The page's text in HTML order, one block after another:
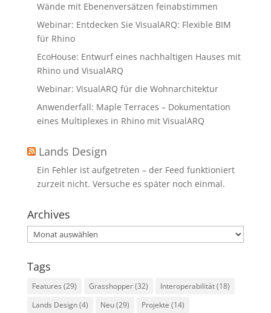
Wände mit Ebenenversätzen feinabstimmen
Webinar: Entdecken Sie VisualARQ: Flexible BIM
für Rhino
EcoHouse: Entwurf eines nachhaltigen Hauses mit
Rhino und VisualARQ
Webinar: VisualARQ für die Wohnarchitektur
Anwenderfall: Maple Terraces – Dokumentation
eines Multiplexes in Rhino mit VisualARQ
Lands Design
Ein Fehler ist aufgetreten – der Feed funktioniert
zurzeit nicht. Versuche es später noch einmal.
Archives
Archives
Tags
Features (29) Grasshopper(32) Interoperabilität(18)
Lands Design(4) Neu(29) Projekte (14)